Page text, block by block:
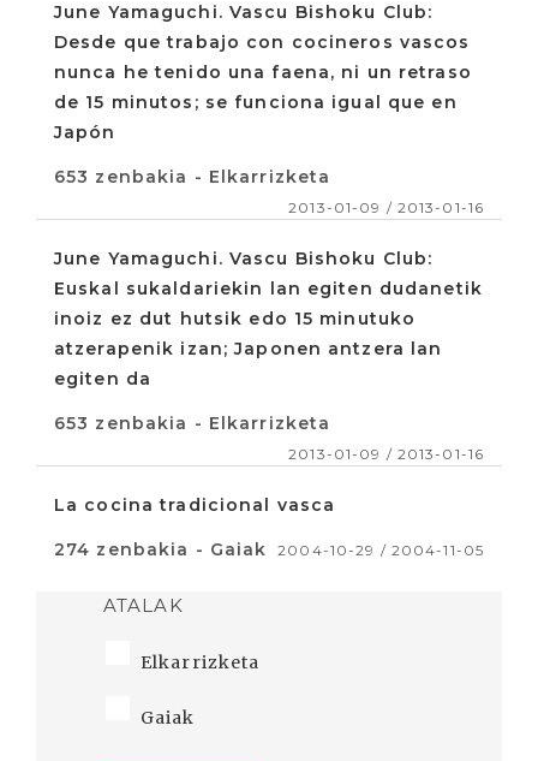
June Yamaguchi. Vascu Bishoku Club:
Desde que trabajo con cocineros vascos
nunca he tenido una faena, ni un retraso
de 15 minutos; se funciona igual que en
Japón
653 zenbakia - Elkarrizketa
2013-01-09 / 2013-01-16
June Yamaguchi. Vascu Bishoku Club:
Euskal sukaldariekin lan egiten dudanetik
inoiz ez dut hutsik edo 15 minutuko
atzerapenik izan; Japonen antzera lan
egiten da
653 zenbakia - Elkarrizketa
2013-01-09 / 2013-01-16
La cocina tradicional vasca
274 zenbakia - Gaiak 2004-10-29 / 2004-11-05
ATALAK
Elkarrizketa
Gaiak